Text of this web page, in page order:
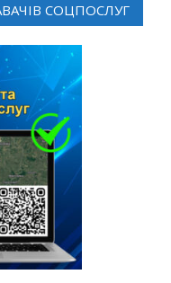
СОЦПОСЛУГ